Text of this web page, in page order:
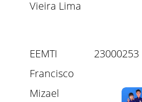
Vieira Lima
EEMTI
Francisco
Mizael
23000253